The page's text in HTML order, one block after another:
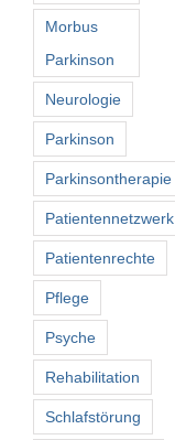
Morbus
Parkinson
Neurologie
Parkinson
Parkinsontherapie
Patientennetzwerk
Patientenrechte
Pflege
Psyche
Rehabilitation
Schlafstörung